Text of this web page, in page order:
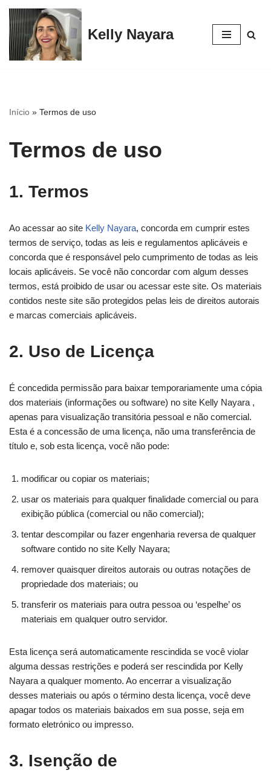
Pular
para
o
Kelly Nayara
Início » Termos de uso
Termos de uso
1. Termos
Ao acessar ao site Kelly Nayara, concorda em cumprir estes
termos de serviço, todas as leis e regulamentos aplicáveis ​​e
concorda que é responsável pelo cumprimento de todas as leis
locais aplicáveis. Se você não concordar com algum desses
termos, está proibido de usar ou acessar este site. Os materiais
contidos neste site são protegidos pelas leis de direitos autorais
e marcas comerciais aplicáveis.
2. Uso de Licença
É concedida permissão para baixar temporariamente uma cópia
dos materiais (informações ou software) no site Kelly Nayara ,
apenas para visualização transitória pessoal e não comercial.
Esta é a concessão de uma licença, não uma transferência de
título e, sob esta licença, você não pode:
modificar ou copiar os materiais;
usar os materiais para qualquer finalidade comercial ou para
exibição pública (comercial ou não comercial);
tentar descompilar ou fazer engenharia reversa de qualquer
software contido no site Kelly Nayara;
remover quaisquer direitos autorais ou outras notações de
propriedade dos materiais; ou
transferir os materiais para outra pessoa ou ‘espelhe’ os
materiais em qualquer outro servidor.
Esta licença será automaticamente rescindida se você violar
alguma dessas restrições e poderá ser rescindida por Kelly
Nayara a qualquer momento. Ao encerrar a visualização
desses materiais ou após o término desta licença, você deve
apagar todos os materiais baixados em sua posse, seja em
formato eletrónico ou impresso.
3. Isenção de